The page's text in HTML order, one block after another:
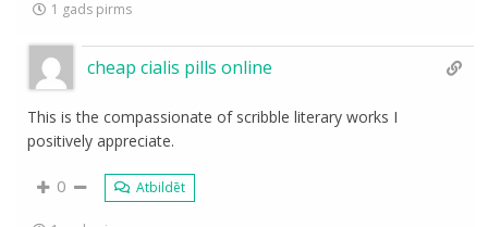
1 gads pirms
cheap cialis pills online
This is the compassionate of scribble literary works I
positively appreciate.
0 Atbildēt